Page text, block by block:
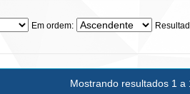
Em ordem:
Mostrando resultados 1 a